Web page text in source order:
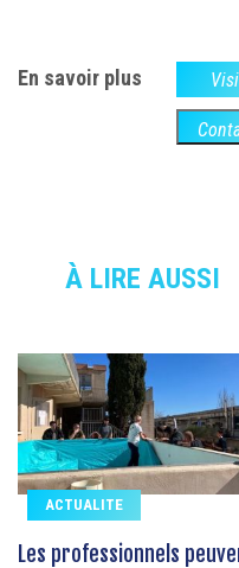
En savoir plus
À LIRE AUSSI
ACTUALITE
Les professionnels